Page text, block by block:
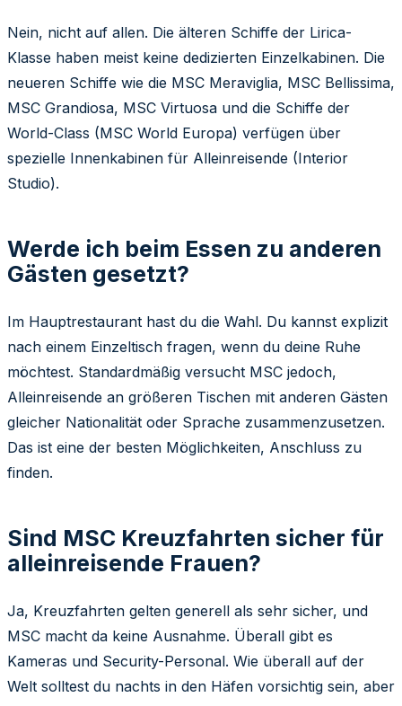
Nein, nicht auf allen. Die älteren Schiffe der Lirica-
Klasse haben meist keine dedizierten Einzelkabinen. Die
neueren Schiffe wie die MSC Meraviglia, MSC Bellissima,
MSC Grandiosa, MSC Virtuosa und die Schiffe der
World-Class (MSC World Europa) verfügen über
spezielle Innenkabinen für Alleinreisende (Interior
Studio).
Werde ich beim Essen zu anderen
Gästen gesetzt?
Im Hauptrestaurant hast du die Wahl. Du kannst explizit
nach einem Einzeltisch fragen, wenn du deine Ruhe
möchtest. Standardmäßig versucht MSC jedoch,
Alleinreisende an größeren Tischen mit anderen Gästen
gleicher Nationalität oder Sprache zusammenzusetzen.
Das ist eine der besten Möglichkeiten, Anschluss zu
finden.
Sind MSC Kreuzfahrten sicher für
alleinreisende Frauen?
Ja, Kreuzfahrten gelten generell als sehr sicher, und
MSC macht da keine Ausnahme. Überall gibt es
Kameras und Security-Personal. Wie überall auf der
Welt solltest du nachts in den Häfen vorsichtig sein, aber